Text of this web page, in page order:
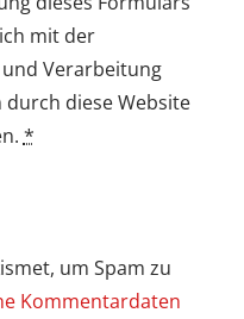
mit der
Verarbeitung
diese Website
*
um Spam zu
Kommentardaten